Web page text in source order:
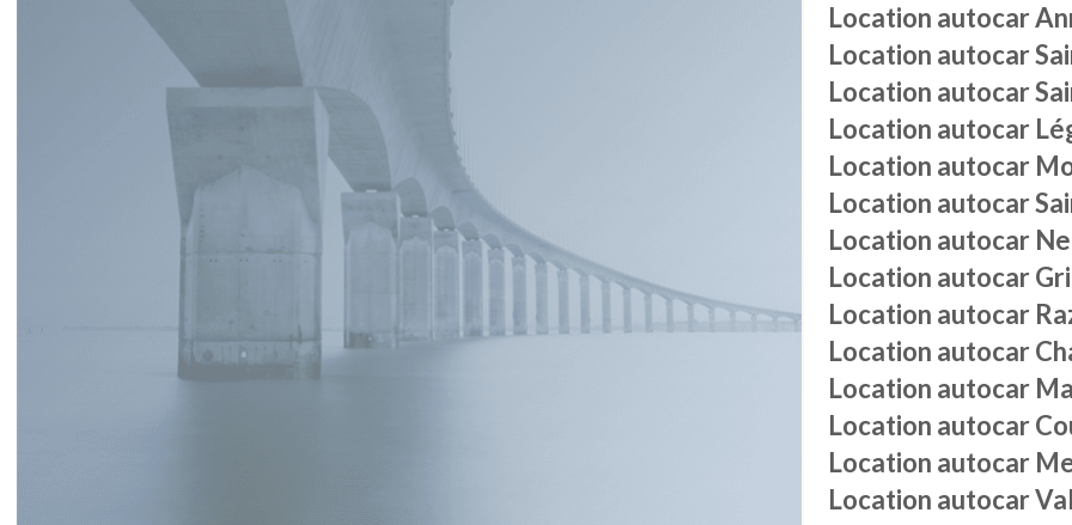
Location autocar
Location autocar
Location autocar
Location autocar
Location autocar
Location autocar
Location autocar
Location autocar
Location autocar
Location autocar
Location autocar
Location autocar
Location autocar
Location autocar